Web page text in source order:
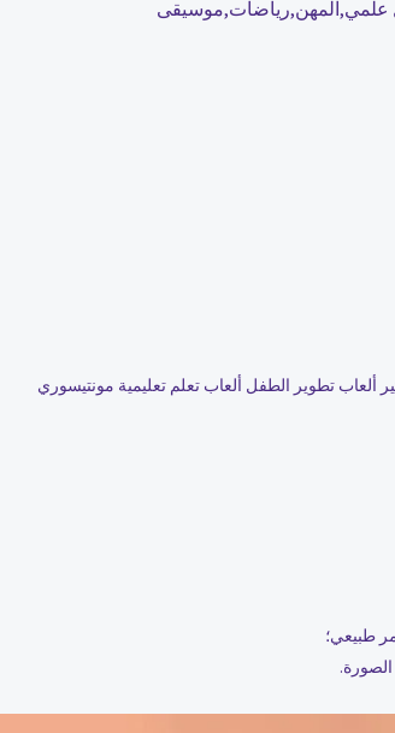
علمي,المهن,رياضات,موسيقى
ألعاب تطوير الطفل ألعاب تعلم تعليمية مونتيسوري